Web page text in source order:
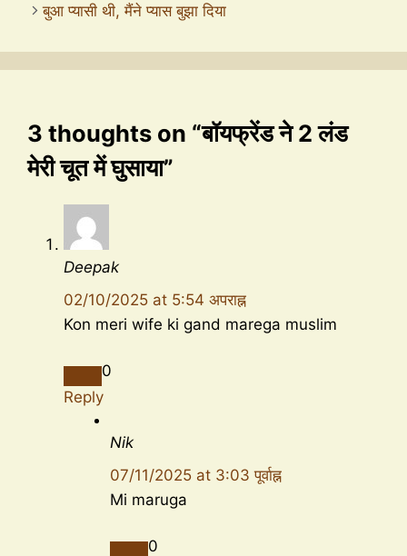
बुआ प्यासी थी, मैंने प्यास बुझा दिया
3 thoughts on “बॉयफ्रेंड ने 2 लंड
मेरी चूत में घुसाया”
Deepak
02/10/2025 at 5:54 अपराह्न
Kon meri wife ki gand marega muslim
0
Reply
Nik
07/11/2025 at 3:03 पूर्वाह्न
Mi maruga
0